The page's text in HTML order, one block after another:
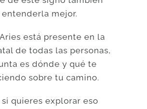
entenderla mejor.
está presente en la
de todas las personas,
es dónde y qué te
sobre tu camino.
si quieres explorar eso